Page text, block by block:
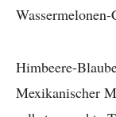
Himbeere-
Mexikanischer